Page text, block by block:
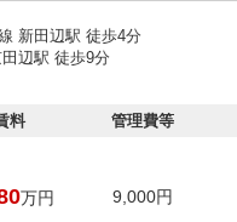
新田辺駅 徒歩4分
辺駅 徒歩9分
料 管理費等
万円 9,000円